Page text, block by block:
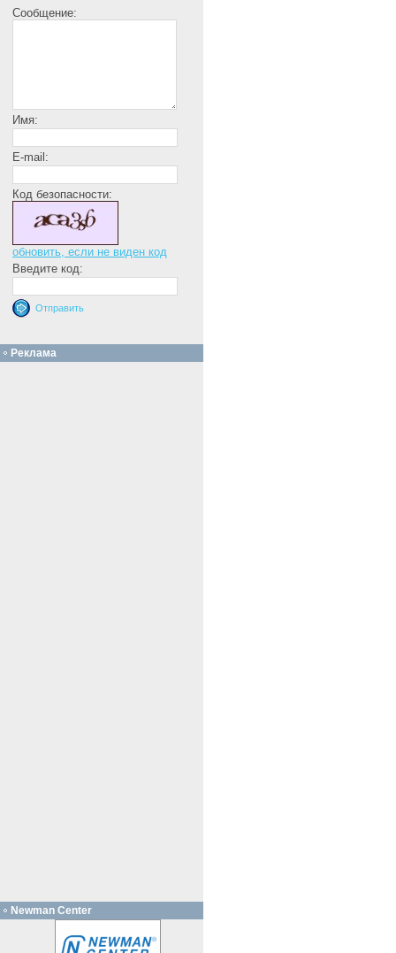
Сообщение:
Имя:
E-mail:
Код безопасности:
обновить, если не виден код
Введите код:
Реклама
Newman Center